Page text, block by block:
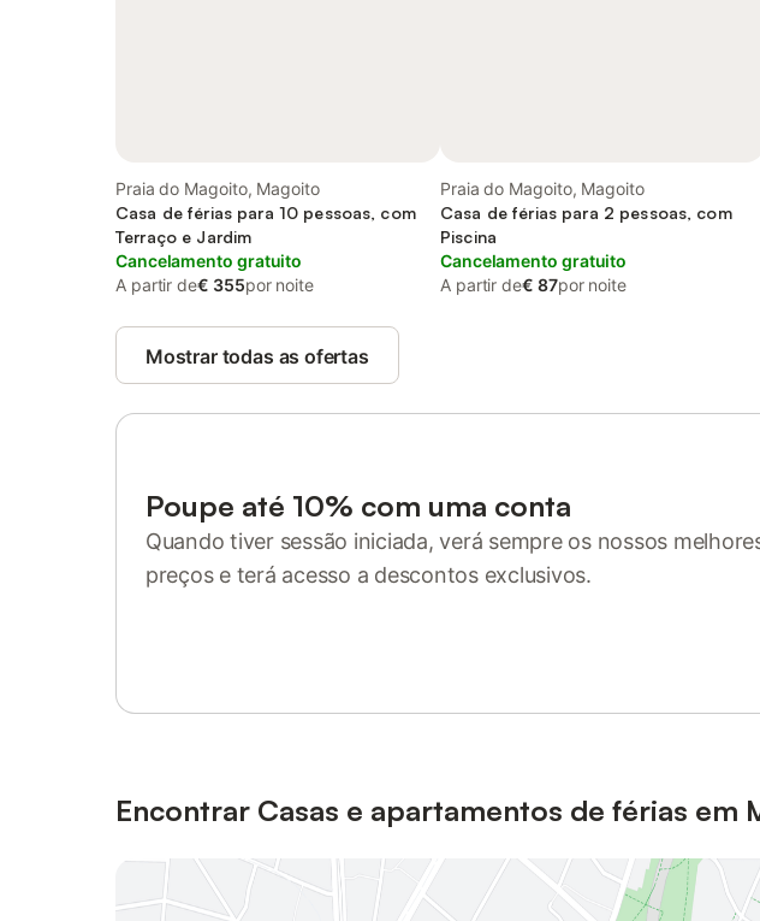
Praia do Magoito, Magoito
Casa de férias para 10 pessoas, com
Terraço e Jardim
Cancelamento gratuito
A partir de€ 355por noite
Praia do Magoito, Magoito
Casa de férias para 2 pessoas, com
Piscina
Cancelamento gratuito
A partir de€ 87por noite
Mostrar todas as ofertas
Poupe até 10% com uma conta
Quando tiver sessão iniciada, verá sempre os nossos
preços e terá acesso a descontos exclusivos.
Encontrar Casas e apartamentos de férias em